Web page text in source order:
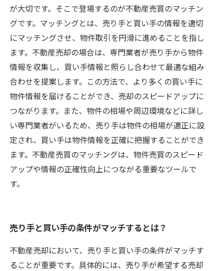
が大切です。そこで登場するのが不動産売買のマッチン
グです。マッチングとは、売り手と買い手の情報を適切
にマッチングさせ、物件取引を円滑に進めることを指し
ます。不動産売却の場合は、専門業者が売り手から物件
情報を収集し、買い手情報と照らし合わせて最適な組み
合わせを提案します。この方法で、より多くの買い手に
物件情報を届けることができ、売却のスピードアップに
つながります。また、物件の相場や周辺環境などに詳し
い専門業者がいるため、売り手は物件の相場が適正に設
定され、買い手は物件情報を正確に把握することができ
ます。不動産売買のマッチングは、物件売買のスピード
アップや情報の正確性向上につながる重要なツールで
す。
売り手と買い手の条件がマッチするとは？
不動産売却において、売り手と買い手の条件がマッチす
ることが重要です。具体的には、売り手が希望する売却